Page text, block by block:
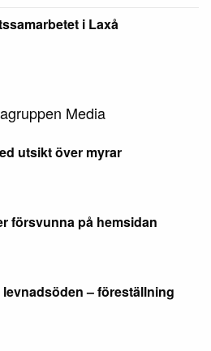
i Laxå
Media
utsikt över myrar
försvunna på hemsidan
– föreställning